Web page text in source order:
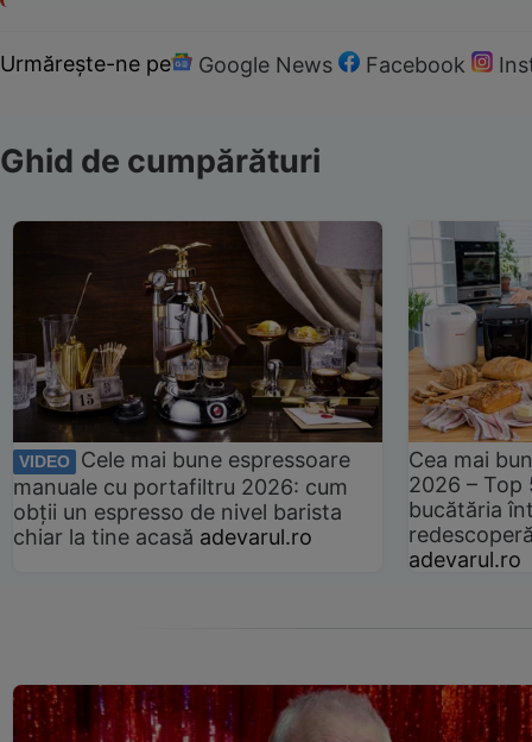
Urmărește-ne pe Google News Facebook
Ghid de cumpărături
VIDEO
Cele mai bune espressoare
manuale cu portafiltru 2026: cum
obții un espresso de nivel barista
chiar la tine acasă adevarul.ro
Cea mai
2026 –
bucătăria
adevarul.ro